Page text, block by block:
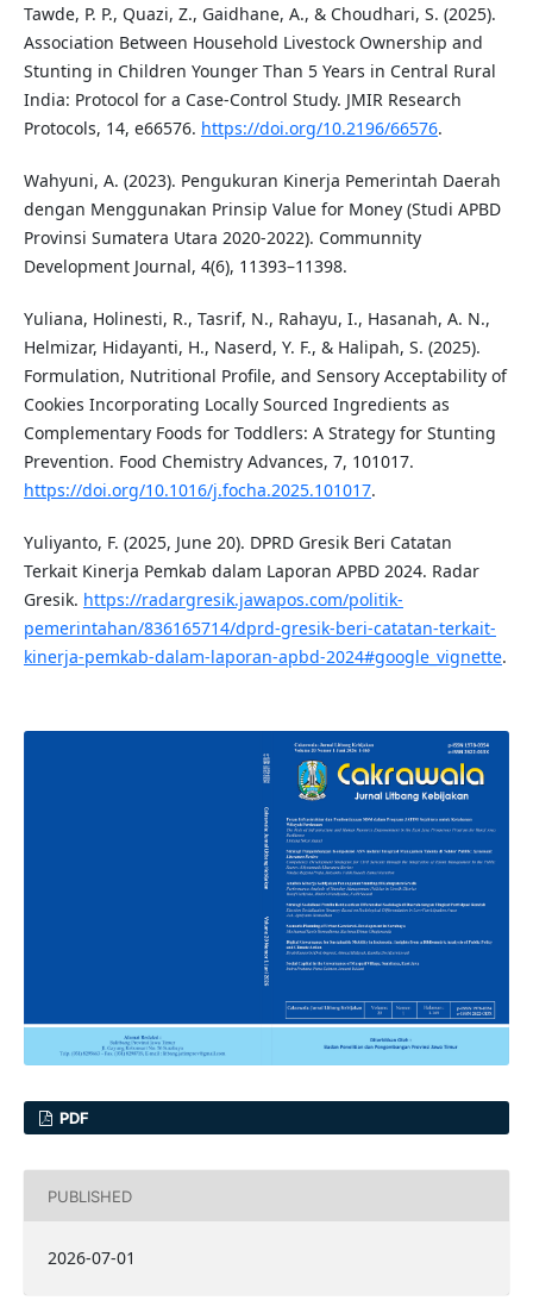
Tawde, P. P., Quazi, Z., Gaidhane, A., & Choudhari, S. (2025).
Association Between Household Livestock Ownership and
Stunting in Children Younger Than 5 Years in Central Rural
India: Protocol for a Case-Control Study. JMIR Research
Protocols, 14, e66576. https://doi.org/10.2196/66576.
Wahyuni, A. (2023). Pengukuran Kinerja Pemerintah Daerah
dengan Menggunakan Prinsip Value for Money (Studi APBD
Provinsi Sumatera Utara 2020-2022). Communnity
Development Journal, 4(6), 11393–11398.
Yuliana, Holinesti, R., Tasrif, N., Rahayu, I., Hasanah, A. N.,
Helmizar, Hidayanti, H., Naserd, Y. F., & Halipah, S. (2025).
Formulation, Nutritional Profile, and Sensory Acceptability of
Cookies Incorporating Locally Sourced Ingredients as
Complementary Foods for Toddlers: A Strategy for Stunting
Prevention. Food Chemistry Advances, 7, 101017.
https://doi.org/10.1016/j.focha.2025.101017.
Yuliyanto, F. (2025, June 20). DPRD Gresik Beri Catatan
Terkait Kinerja Pemkab dalam Laporan APBD 2024. Radar
Gresik. https://radargresik.jawapos.com/politik-
pemerintahan/836165714/dprd-gresik-beri-catatan-terkait-
kinerja-pemkab-dalam-laporan-apbd-2024#google_vignette.
PDF
PUBLISHED
2026-07-01